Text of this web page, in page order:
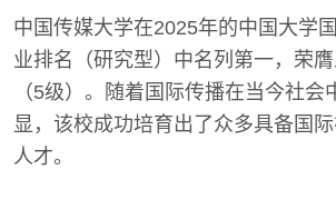
中国传媒大学在2025年的中国大学
业排名（研究型）中名列第一，荣
（5级）。随着国际传播在当今社会
显，该校成功培育出了众多具备国
人才。